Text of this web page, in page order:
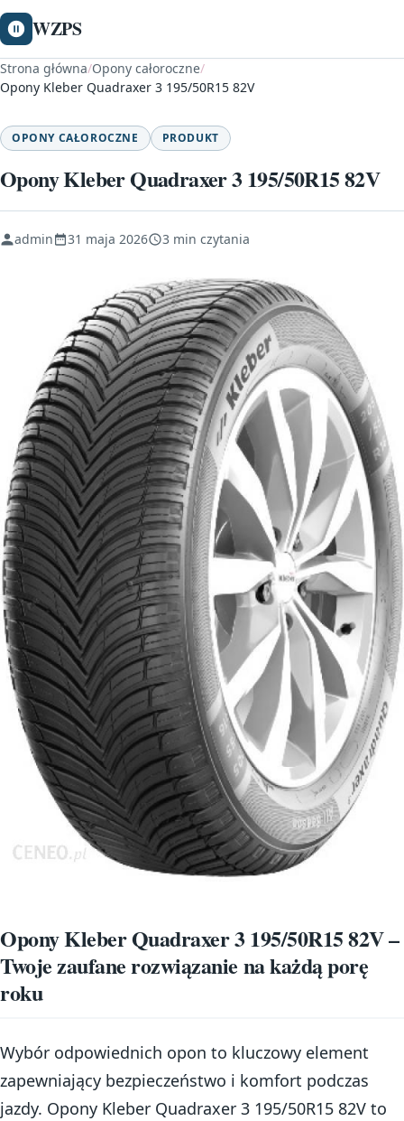
WZPS
Strona główna/Opony całoroczne/
Opony Kleber Quadraxer 3 195/50R15 82V
OPONY CAŁOROCZNE PRODUKT
Opony Kleber Quadraxer 3 195/50R15 82V
admin 31 maja 2026 3 min czytania
Opony Kleber Quadraxer 3 195/50R15 82V –
Twoje zaufane rozwiązanie na każdą porę
roku
Wybór odpowiednich opon to kluczowy element
zapewniający bezpieczeństwo i komfort podczas
jazdy. Opony Kleber Quadraxer 3 195/50R15 82V to